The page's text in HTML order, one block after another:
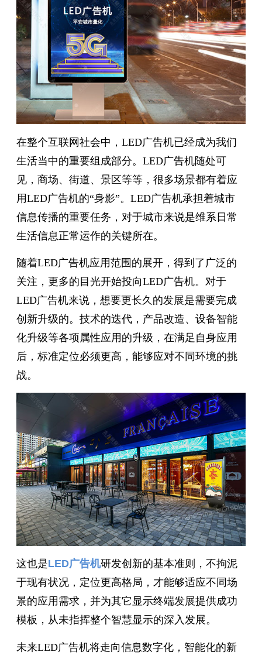
在整个互联网社会中，LED广告机已经成为我们
生活当中的重要组成部分。LED广告机随处可
见，商场、街道、景区等等，很多场景都有着应
用LED广告机的“身影”。LED广告机承担着城市
信息传播的重要任务，对于城市来说是维系日常
生活信息正常运作的关键所在。
随着LED广告机应用范围的展开，得到了广泛的
关注，更多的目光开始投向LED广告机。对于
LED广告机来说，想要更长久的发展是需要完成
创新升级的。技术的迭代，产品改造、设备智能
化升级等各项属性应用的升级，在满足自身应用
后，标准定位必须更高，能够应对不同环境的挑
战。
这也是LED广告机研发创新的基本准则，不拘泥
于现有状况，定位更高格局，才能够适应不同场
景的应用需求，并为其它显示终端发展提供成功
模板，从未指挥整个智慧显示的深入发展。
未来LED广告机将走向信息数字化，智能化的新